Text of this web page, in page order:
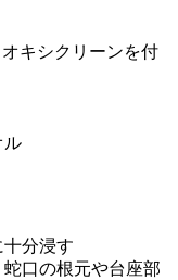
キシクリーンを付
ル
分浸す
口の根元や台座部